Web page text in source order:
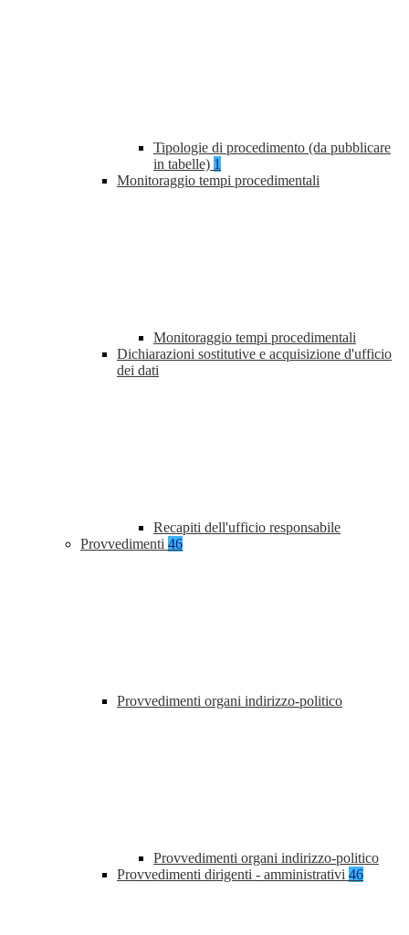
Tipologie di procedimento (da pubblicare
in tabelle) 1
Monitoraggio tempi procedimentali
Monitoraggio tempi procedimentali
Dichiarazioni sostitutive e acquisizione d'ufficio
dei dati
Recapiti dell'ufficio responsabile
Provvedimenti 46
Provvedimenti organi indirizzo-politico
Provvedimenti organi indirizzo-politico
Provvedimenti dirigenti - amministrativi 46